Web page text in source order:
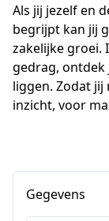
Als jij jezelf en
begrijpt kan jij
zakelijke groei.
gedrag, ontdek
liggen. Zodat
inzicht, voor
Gegevens